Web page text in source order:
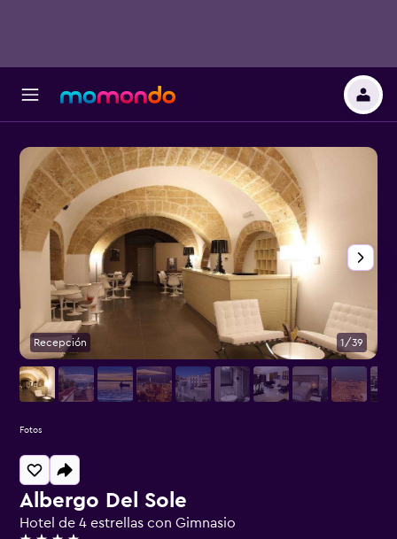
Albergo Del Sole
Hotel de 4 estrellas con Gimnasio
Recepción 1/39
Fotos